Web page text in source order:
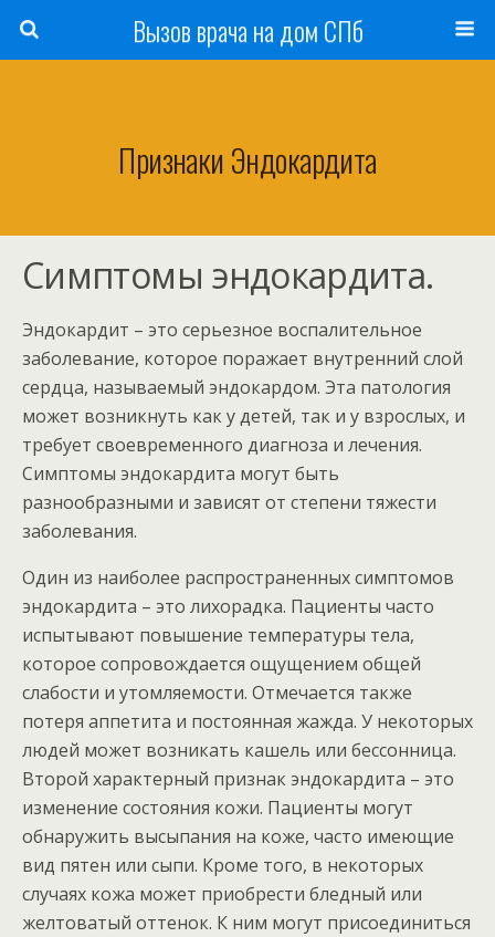
Вызов врача на дом СПб
Признаки Эндокардита
Симптомы эндокардита.
Эндокардит – это серьезное воспалительное
заболевание, которое поражает внутренний слой
сердца, называемый эндокардом. Эта патология
может возникнуть как у детей, так и у взрослых, и
требует своевременного диагноза и лечения.
Симптомы эндокардита могут быть
разнообразными и зависят от степени тяжести
заболевания.
Один из наиболее распространенных симптомов
эндокардита – это лихорадка. Пациенты часто
испытывают повышение температуры тела,
которое сопровождается ощущением общей
слабости и утомляемости. Отмечается также
потеря аппетита и постоянная жажда. У некоторых
людей может возникать кашель или бессонница.
Второй характерный признак эндокардита – это
изменение состояния кожи. Пациенты могут
обнаружить высыпания на коже, часто имеющие
вид пятен или сыпи. Кроме того, в некоторых
случаях кожа может приобрести бледный или
желтоватый оттенок. К ним могут присоединиться